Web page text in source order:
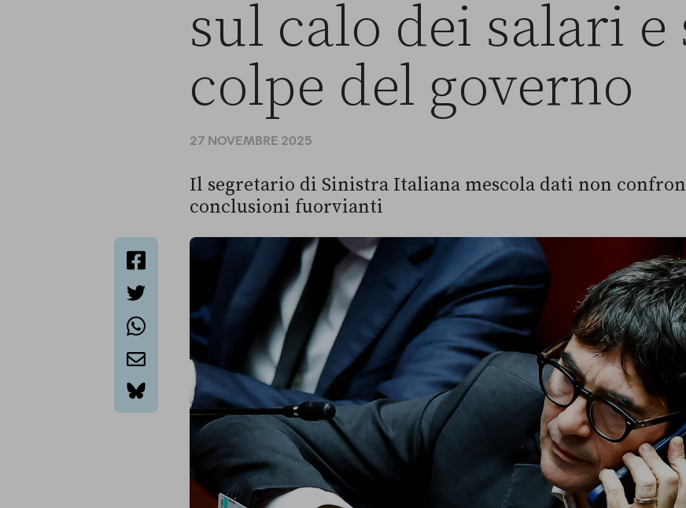
sul calo dei salari e
colpe del governo
27 NOVEMBRE 2025
bluesky
Il segretario di Sinistra Italiana mescola dati non
conclusioni fuorvianti